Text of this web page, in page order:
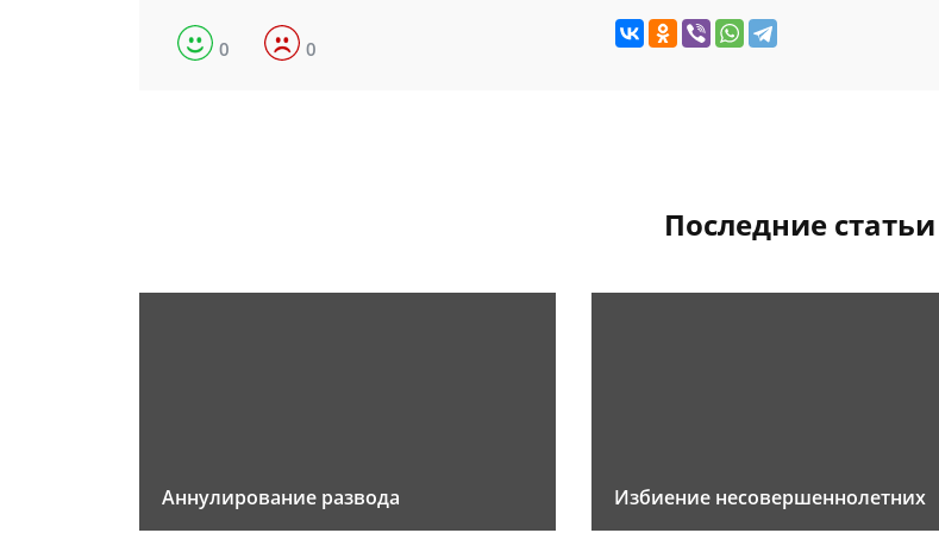
0 0
Последние статьи
Аннулирование развода Избиение несовершеннолетних